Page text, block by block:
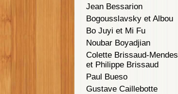
Jean Bessarion
Bogousslavsky et Albou
Bo Juyi et Mi Fu
Noubar Boyadjian
Colette Brissaud-Mendes
et Philippe Brissaud
Paul Bueso
Gustave Caillebotte